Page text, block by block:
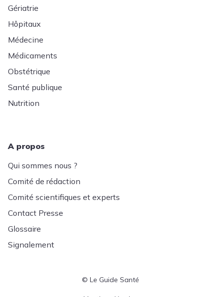
Gériatrie
Hôpitaux
Médecine
Médicaments
Obstétrique
Santé publique
Nutrition
A propos
Qui sommes nous ?
Comité de rédaction
Comité scientifiques et experts
Contact Presse
Glossaire
Signalement
© Le Guide Santé